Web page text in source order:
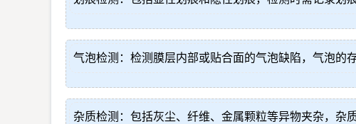
气泡检测：检测膜层内部或贴合面的气泡缺陷，气泡的
杂质检测：包括灰尘、纤维、金属颗粒等异物夹杂，杂